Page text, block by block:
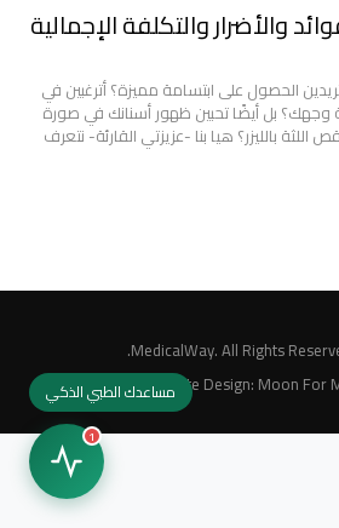
والأضرار والتكلفة الإجمالية
الحصول على ابتسامة مميزة؟ أترغبين في
بل أيضًا تحبين ظهور أسنانك في صورة
بالليزر؟ هيا بنا -عزيزتي القارئة- نتعرف
Website Design: Moon For مساعدك الطبي الذكي
1